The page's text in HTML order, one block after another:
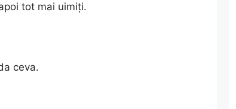
tot mai uimiți.
ceva.